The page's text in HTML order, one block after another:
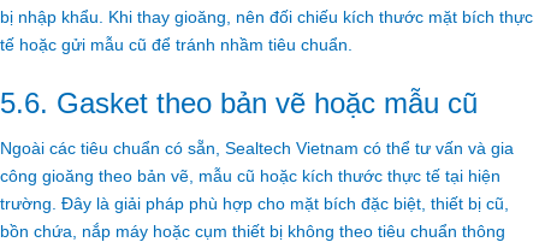
bị nhập khẩu. Khi thay gioăng, nên đối chiếu kích thước mặt bích thực
tế hoặc gửi mẫu cũ để tránh nhầm tiêu chuẩn.
5.6. Gasket theo bản vẽ hoặc mẫu cũ
Ngoài các tiêu chuẩn có sẵn, Sealtech Vietnam có thể tư vấn và gia
công gioăng theo bản vẽ, mẫu cũ hoặc kích thước thực tế tại hiện
trường. Đây là giải pháp phù hợp cho mặt bích đặc biệt, thiết bị cũ,
bồn chứa, nắp máy hoặc cụm thiết bị không theo tiêu chuẩn thông